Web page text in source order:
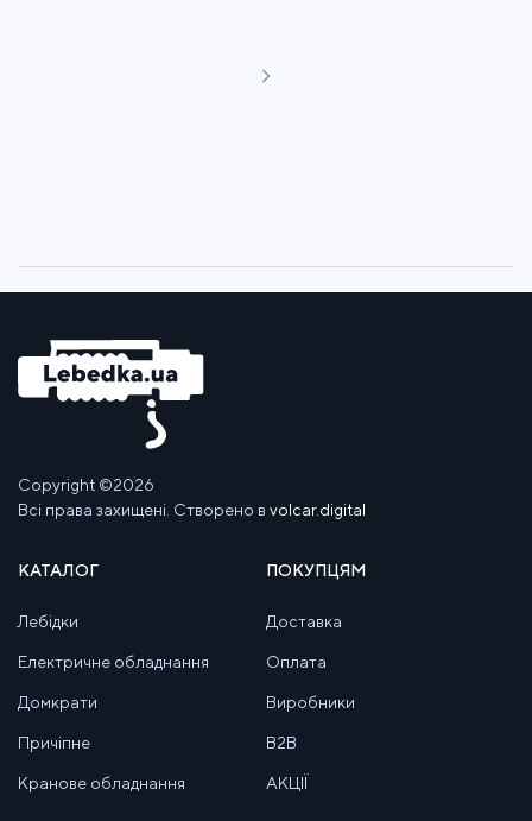
Copyright ©2026
Всі права захищені. Створено в volcar.digital
КАТАЛОГ
Лебідки
Електричне обладнання
Домкрати
Причіпне
Кранове обладнання
ПОКУПЦЯМ
Доставка
Оплата
Виробники
B2B
АКЦІЇ